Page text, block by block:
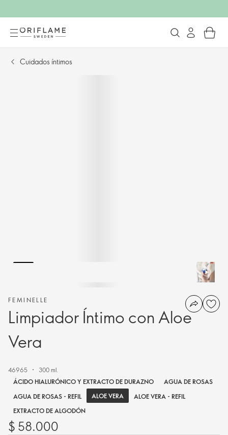
Cuidados íntimos
FEMINELLE
Limpiador Íntimo con Aloe
Vera
46965
300 ml.
ÁCIDO HIALURÓNICO Y EXTRACTO DE DURAZNO
AGUA DE ROSAS
AGUA DE ROSAS - REFIL
ALOE VERA
ALOE VERA - REFIL
EXTRACTO DE ALGODÓN
$ 58.000